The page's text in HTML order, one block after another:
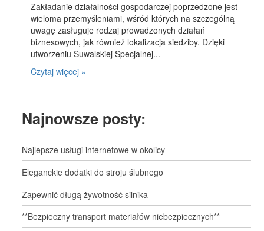
Zakładanie działalności gospodarczej poprzedzone jest
wieloma przemyśleniami, wśród których na szczególną
uwagę zasługuje rodzaj prowadzonych działań
biznesowych, jak również lokalizacja siedziby. Dzięki
utworzeniu Suwalskiej Specjalnej...
Czytaj więcej »
Najnowsze posty:
Najlepsze usługi internetowe w okolicy
Eleganckie dodatki do stroju ślubnego
Zapewnić długą żywotność silnika
**Bezpieczny transport materiałów niebezpiecznych**